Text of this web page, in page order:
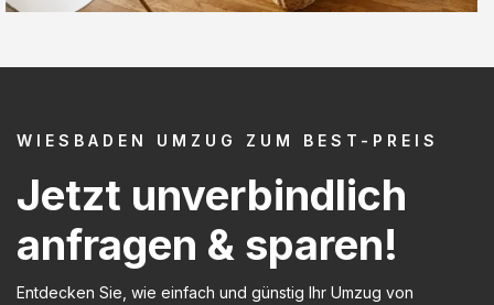
WIESBADEN UMZUG ZUM BEST-PREIS
Jetzt unverbindlich
anfragen & sparen!
Entdecken Sie, wie einfach und günstig Ihr Umzug von